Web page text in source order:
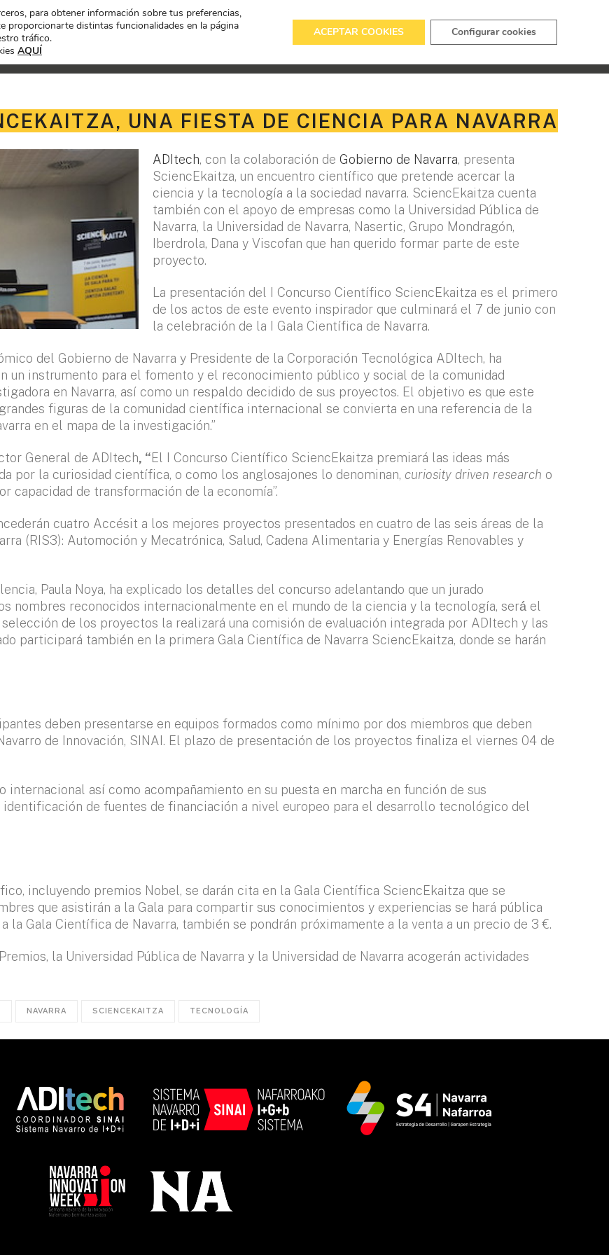
UNA FIESTA DE CIENCIA PARA NAVARRA
ADItech, con la colaboración de Gobierno de Navarra, presenta
SciencEkaitza, un encuentro científico que pretende acercar la
ciencia y la tecnología a la sociedad navarra. SciencEkaitza cuenta
también con el apoyo de empresas como la Universidad Pública de
Navarra, la Universidad de Navarra, Nasertic, Grupo Mondragón,
Iberdrola, Dana y Viscofan que han querido formar parte de este
proyecto.
La presentación del I Concurso Científico SciencEkaitza es el primero
de los actos de este evento inspirador que culminará el 7 de junio con
la celebración de la I Gala Científica de Navarra.
del Gobierno de Navarra y Presidente de la Corporación Tecnológica ADItech, ha
un instrumento para el fomento y el reconocimiento público y social de la comunidad
en Navarra, así como un respaldo decidido de sus proyectos. El objetivo es que este
figuras de la comunidad científica internacional se convierta en una referencia de la
en el mapa de la investigación.”
General de ADItech, “El I Concurso Científico SciencEkaitza premiará las ideas más
por la curiosidad científica, o como los anglosajones lo denominan, curiosity driven research o
capacidad de transformación de la economía”.
cuatro Accésit a los mejores proyectos presentados en cuatro de las seis áreas de la
(RIS3): Automoción y Mecatrónica, Salud, Cadena Alimentaria y Energías Renovables y
Paula Noya, ha explicado los detalles del concurso adelantando que un jurado
nombres reconocidos internacionalmente en el mundo de la ciencia y la tecnología, será́ el
de los proyectos la realizará una comisión de evaluación integrada por ADItech y las
participará también en la primera Gala Científica de Navarra SciencEkaitza, donde se harán
deben presentarse en equipos formados como mínimo por dos miembros que deben
de Innovación, SINAI. El plazo de presentación de los proyectos finaliza el viernes 04 de
así como acompañamiento en su puesta en marcha en función de sus
identificación de fuentes de financiación a nivel europeo para el desarrollo tecnológico del
incluyendo premios Nobel, se darán cita en la Gala Científica SciencEkaitza que se
que asistirán a la Gala para compartir sus conocimientos y experiencias se hará pública
la Gala Científica de Navarra, también se pondrán próximamente a la venta a un precio de 3 €.
la Universidad Pública de Navarra y la Universidad de Navarra acogerán actividades
NAVARRA SCIENCEKAITZA TECNOLOGÍA
para obtener información sobre tus preferencias,
proporcionarte distintas funcionalidades en la página
tráfico.
AQUÍ
ACEPTAR COOKIES Configurar cookies